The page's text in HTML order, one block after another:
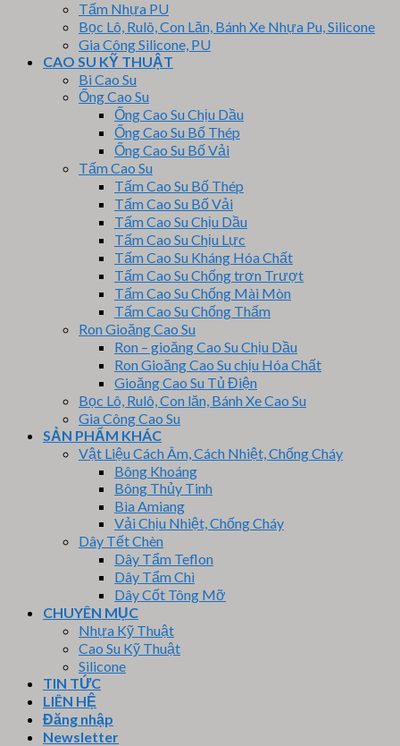
Tấm Nhựa PU
Bọc Lô, Rulô, Con Lăn, Bánh Xe Nhựa Pu, Silicone
Gia Công Silicone, PU
CAO SU KỸ THUẬT
Bi Cao Su
Ống Cao Su
Ống Cao Su Chịu Dầu
Ống Cao Su Bố Thép
Ống Cao Su Bố Vải
Tấm Cao Su
Tấm Cao Su Bố Thép
Tấm Cao Su Bố Vải
Tấm Cao Su Chịu Dầu
Tấm Cao Su Chịu Lực
Tấm Cao Su Kháng Hóa Chất
Tấm Cao Su Chống trơn Trượt
Tấm Cao Su Chống Mài Mòn
Tấm Cao Su Chống Thấm
Ron Gioăng Cao Su
Ron – gioăng Cao Su Chịu Dầu
Ron Gioăng Cao Su chịu Hóa Chất
Gioăng Cao Su Tủ Điện
Bọc Lô, Rulô, Con lăn, Bánh Xe Cao Su
Gia Công Cao Su
SẢN PHẨM KHÁC
Vật Liệu Cách Âm, Cách Nhiệt, Chống Cháy
Bông Khoáng
Bông Thủy Tinh
Bìa Amiang
Vải Chịu Nhiệt, Chống Cháy
Dây Tết Chèn
Dây Tẩm Teflon
Dây Tẩm Chì
Dây Cốt Tông Mỡ
CHUYÊN MỤC
Nhựa Kỹ Thuật
Cao Su Kỹ Thuật
Silicone
TIN TỨC
LIÊN HỆ
Đăng nhập
Newsletter